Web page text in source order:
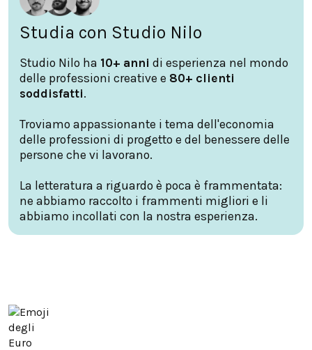
Studia con Studio Nilo
Studio Nilo ha 10+ anni di esperienza nel mondo
delle professioni creative e 80+ clienti
soddisfatti.
Troviamo appassionante i tema dell'economia
delle professioni di progetto e del benessere delle
persone che vi lavorano.
La letteratura a riguardo è poca è frammentata:
ne abbiamo raccolto i frammenti migliori e li
abbiamo incollati con la nostra esperienza.